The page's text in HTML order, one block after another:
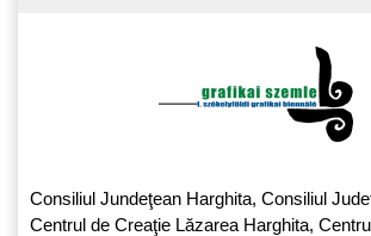
Consiliul Jundeţean Harghita, Consiliul
Centrul de Creaţie Lăzarea Harghita,